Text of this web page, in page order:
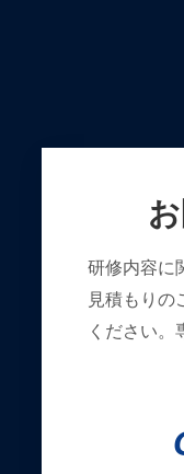
研修内容に
見積もりの
ください。